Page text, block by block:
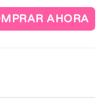
AHORA